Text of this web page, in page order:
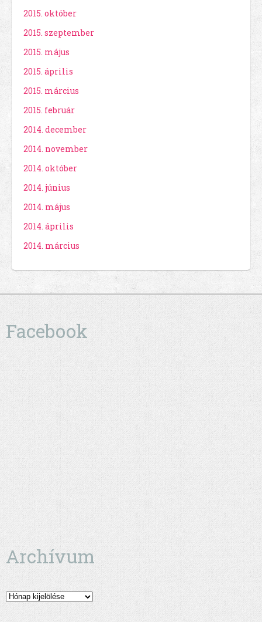
2015. október
2015. szeptember
2015. május
2015. április
2015. március
2015. február
2014. december
2014. november
2014. október
2014. június
2014. május
2014. április
2014. március
Facebook
Archívum
Archívum